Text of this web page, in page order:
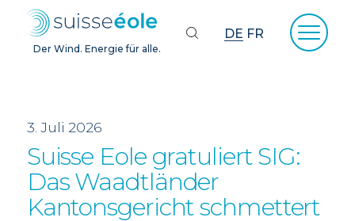
Der Wind. Energie für alle.
DE FR
3. Juli 2026
Suisse Eole gratuliert SIG:
Das Waadtländer
Kantonsgericht schmettert